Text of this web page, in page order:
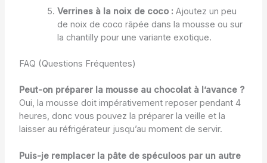
Verrines à la noix de coco : Ajoutez un peu
de noix de coco râpée dans la mousse ou sur
la chantilly pour une variante exotique.
FAQ (Questions Fréquentes)
Peut-on préparer la mousse au chocolat à l’avance ?
Oui, la mousse doit impérativement reposer pendant 4
heures, donc vous pouvez la préparer la veille et la
laisser au réfrigérateur jusqu’au moment de servir.
Puis-je remplacer la pâte de spéculoos par un autre